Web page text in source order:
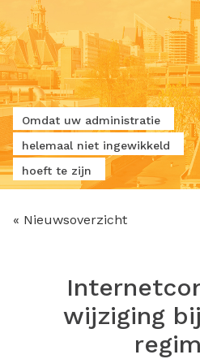
Omdat uw administratie
helemaal niet ingewikkeld
hoeft te zijn
« Nieuwsoverzicht
wijziging